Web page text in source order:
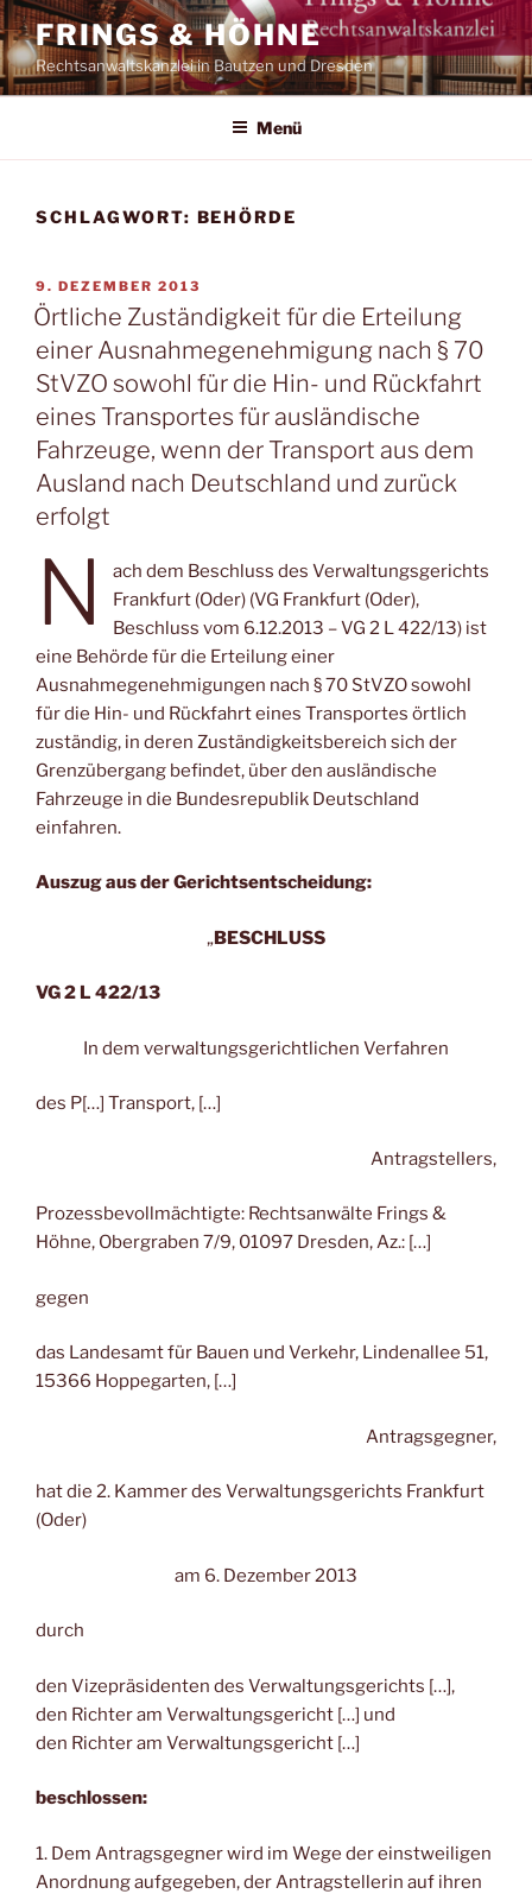
Zum
Inhalt
springen
FRINGS & HÖHNE
Rechtsanwaltskanzlei in Bautzen und Dresden
Menü
SCHLAGWORT: BEHÖRDE
VERÖFFENTLICHT
AM
9. DEZEMBER 2013
Örtliche Zuständigkeit für die Erteilung
einer Ausnahmegenehmigung nach § 70
StVZO sowohl für die Hin- und Rückfahrt
eines Transportes für ausländische
Fahrzeuge, wenn der Transport aus dem
Ausland nach Deutschland und zurück
erfolgt
N
ach dem Beschluss des Verwaltungsgerichts
Frankfurt (Oder) (VG Frankfurt (Oder),
Beschluss vom 6.12.2013 – VG 2 L 422/13) ist
eine Behörde für die Erteilung einer
Ausnahmegenehmigungen nach § 70 StVZO sowohl
für die Hin- und Rückfahrt eines Transportes örtlich
zuständig, in deren Zuständigkeitsbereich sich der
Grenzübergang befindet, über den ausländische
Fahrzeuge in die Bundesrepublik Deutschland
einfahren.
Auszug aus der Gerichtsentscheidung:
„BESCHLUSS
VG 2 L 422/13
In dem verwaltungsgerichtlichen Verfahren
des P[…] Transport, […]
Antragstellers,
Prozessbevollmächtigte: Rechtsanwälte Frings &
Höhne, Obergraben 7/9, 01097 Dresden, Az.: […]
gegen
das Landesamt für Bauen und Verkehr, Lindenallee 51,
15366 Hoppegarten, […]
Antragsgegner,
hat die 2. Kammer des Verwaltungsgerichts Frankfurt
(Oder)
am 6. Dezember 2013
durch
den Vizepräsidenten des Verwaltungsgerichts […],
den Richter am Verwaltungsgericht […] und
den Richter am Verwaltungsgericht […]
beschlossen:
1. Dem Antragsgegner wird im Wege der einstweiligen
Anordnung aufgegeben, der Antragstellerin auf ihren